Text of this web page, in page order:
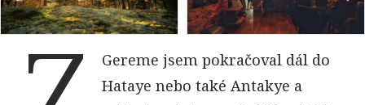
ByVít Lašťovka
ByVít Lašťovka
Gereme jsem pokračoval dál do
Hataye nebo také Antakye a